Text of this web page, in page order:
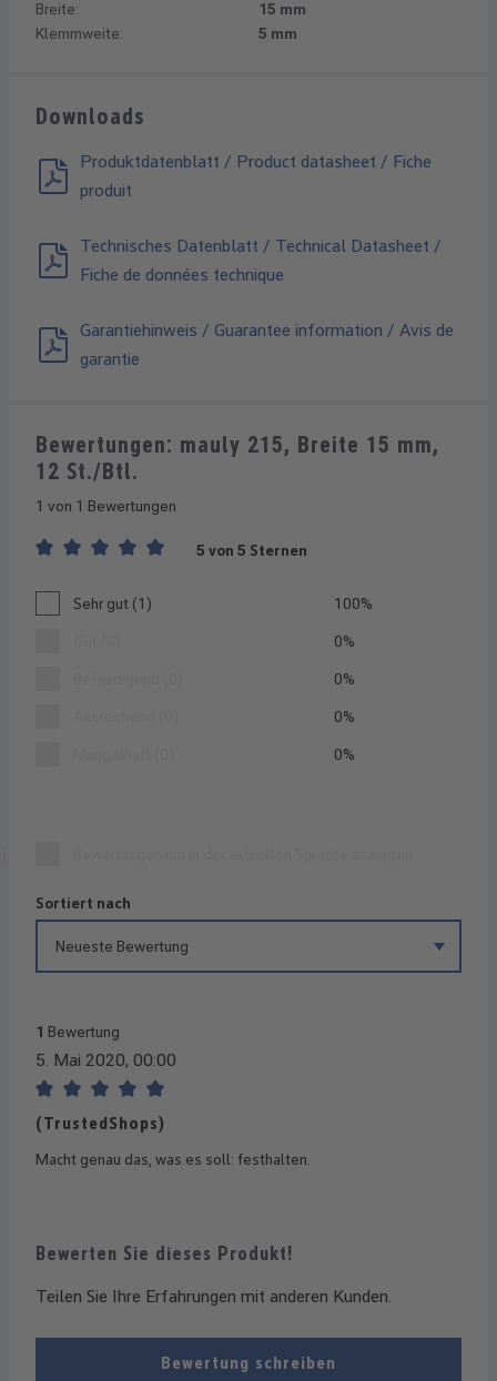
Breite:
15 mm
Klemmweite:
5 mm
Downloads
Produktdatenblatt / Product datasheet / Fiche
produit
Technisches Datenblatt / Technical Datasheet /
Fiche de données technique
Garantiehinweis / Guarantee information / Avis de
garantie
Bewertungen: mauly 215, Breite 15 mm,
12 St./Btl.
1 von 1 Bewertungen
5 von 5 Sternen
Sehr gut (1) 100%
0%
0%
0%
0%
Bewerten Sie dieses Produkt!
Teilen Sie Ihre Erfahrungen mit anderen Kunden.
Bewertung schreiben
Sortiert nach
1 Bewertung
5. Mai 2020, 00:00
Bewertung mit 5 von 5 Sternen
(TrustedShops)
Macht genau das, was es soll: festhalten.